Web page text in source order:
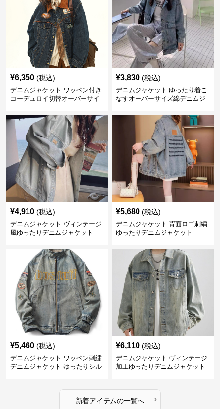
¥6,350 (税込)
デニムジャケット ワッペン付き
コーデュロイ切替オーバーサイ
¥3,830 (税込)
デニムジャケット ゆったり着こ
なすオーバーサイズ綿デニムジ
¥4,910 (税込)
デニムジャケット ヴィンテージ
風ゆったりデニムジャケット
¥5,680 (税込)
デニムジャケット 背面ロゴ刺繍
ゆったりデニムジャケット
¥5,460 (税込)
デニムジャケット ワッペン刺繍
デニムジャケット ゆったりシル
¥6,110 (税込)
デニムジャケット ヴィンテージ
加工ゆったりデニムジャケット
新着アイテムの一覧へ ›